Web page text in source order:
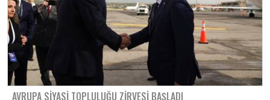
AVRUPA SIYASI TOPLULUĞU ZIRVESI BAŞLADI